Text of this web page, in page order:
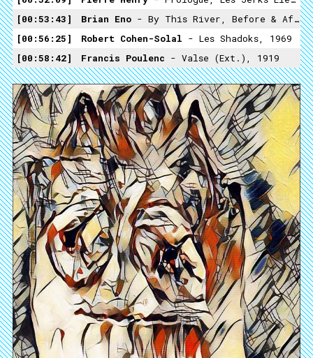
00:53:43
Brian Eno - By This River, Before & After Science, 1977
00:56:25
Robert Cohen-Solal - Les Shadoks, 1969
00:58:42
Francis Poulenc - Valse (ext.), 1919